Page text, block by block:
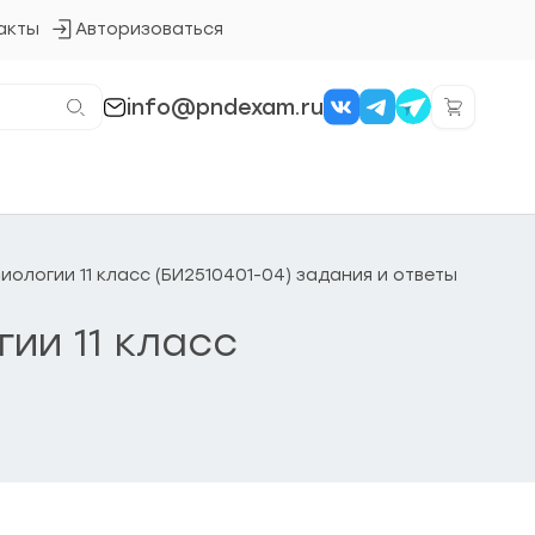
Авторизоваться
Кнопка
info@pndexam.ru
11 класс (БИ2510401-04) задания и ответы
11 класс